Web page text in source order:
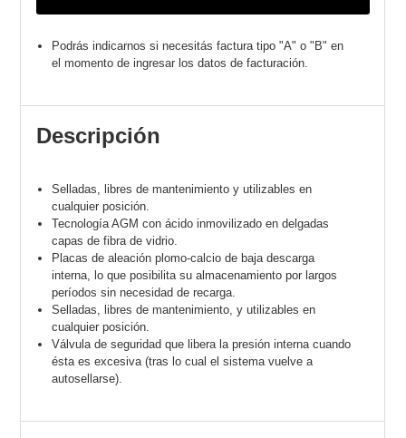
Podrás indicarnos si necesitás factura tipo "A" o "B" en
el momento de ingresar los datos de facturación.
Descripción
Selladas, libres de mantenimiento y utilizables en
cualquier posición.
Tecnología AGM con ácido inmovilizado en delgadas
capas de fibra de vidrio.
Placas de aleación plomo-calcio de baja descarga
interna, lo que posibilita su almacenamiento por largos
períodos sin necesidad de recarga.
Selladas, libres de mantenimiento, y utilizables en
cualquier posición.
Válvula de seguridad que libera la presión interna cuando
ésta es excesiva (tras lo cual el sistema vuelve a
autosellarse).